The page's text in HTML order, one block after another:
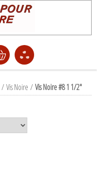
/ Vis Noire / Vis Noire #8 1 1/2"